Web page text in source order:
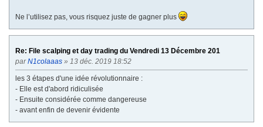
Ne l’utilisez pas, vous risquez juste de gagner plus
Re: File scalping et day trading du Vendredi 13 Décembre 201
parN1colaaas » 13 déc. 2019 18:52
les 3 étapes d'une idée révolutionnaire :
- Elle est d'abord ridiculisée
- Ensuite considérée comme dangereuse
- avant enfin de devenir évidente